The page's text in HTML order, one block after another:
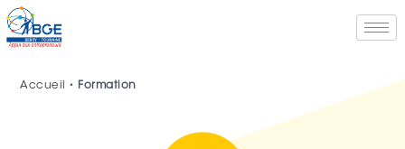
Accueil • Formation